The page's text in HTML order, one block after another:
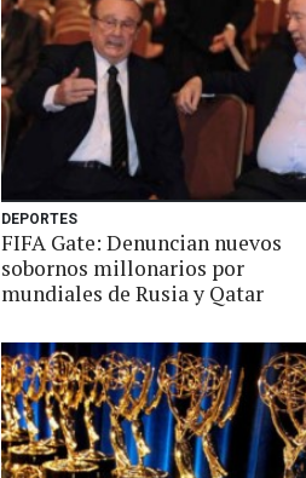
DEPORTES
FIFA Gate: Denuncian nuevos
sobornos millonarios por
mundiales de Rusia y Qatar